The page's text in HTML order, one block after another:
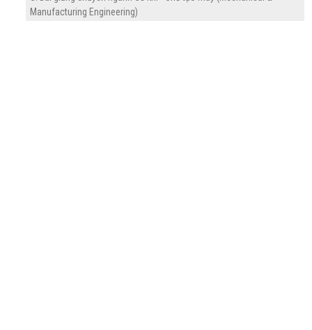
Manufacturing Engineering)